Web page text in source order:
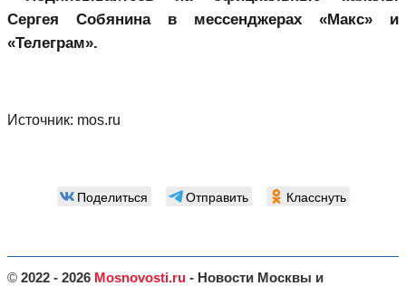
Сергея Собянина в мессенджерах «Макс» и
«Телеграм».
Источник: mos.ru
Поделиться Отправить Класснуть
© 2022 - 2026 Mosnovosti.ru - Новости Москвы и